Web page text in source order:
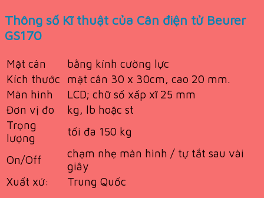
Thông số Kĩ thuật của Cân điện tử Beurer
GS170
Mặt cân
bằng kính cường lực
Kích thước
mặt cân 30 x 30cm, cao 20 mm.
Màn hình
LCD; chữ số xấp xĩ 25 mm
Đơn vị đo
kg, lb hoặc st
Trọng
lượng
tối đa 150 kg
On/Off
chạm nhẹ màn hình / tự tắt sau vài
giây
Xuất xứ:
Trung Quốc